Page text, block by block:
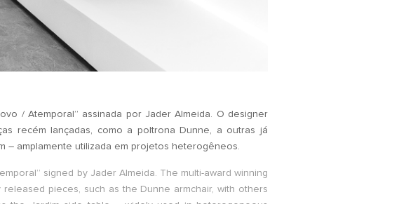
/ Atemporal” assinada por Jader Almeida. O designer
recém lançadas, como a poltrona Dunne, a outras já
– amplamente utilizada em projetos heterogêneos.
signed by Jader Almeida. The multi-award winning
pieces, such as the Dunne armchair, with others